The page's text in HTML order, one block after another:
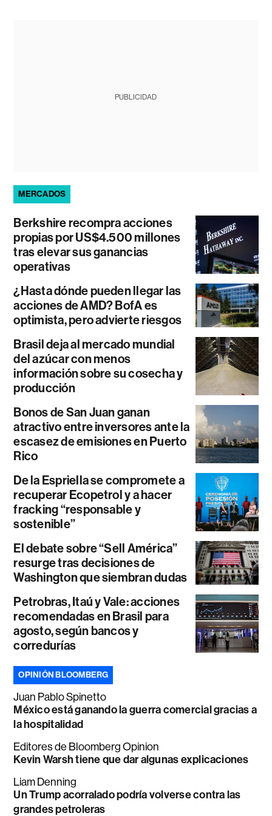
PUBLICIDAD
MERCADOS
Berkshire recompra acciones
propias por US$4.500 millones
tras elevar sus ganancias
operativas
¿Hasta dónde pueden llegar las
acciones de AMD? BofA es
optimista, pero advierte riesgos
Brasil deja al mercado mundial
del azúcar con menos
información sobre su cosecha y
producción
Bonos de San Juan ganan
atractivo entre inversores ante la
escasez de emisiones en Puerto
Rico
De la Espriella se compromete a
recuperar Ecopetrol y a hacer
fracking “responsable y
sostenible”
El debate sobre “Sell América”
resurge tras decisiones de
Washington que siembran dudas
Petrobras, Itaú y Vale: acciones
recomendadas en Brasil para
agosto, según bancos y
corredurías
OPINIÓN BLOOMBERG
Juan Pablo Spinetto
México está ganando la guerra comercial gracias a
la hospitalidad
Editores de Bloomberg Opinion
Kevin Warsh tiene que dar algunas explicaciones
Liam Denning
Un Trump acorralado podría volverse contra las
grandes petroleras